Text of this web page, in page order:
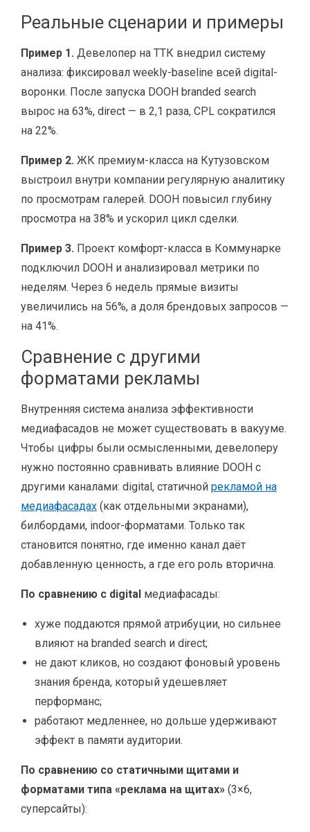
Реальные сценарии и примеры
Пример 1. Девелопер на ТТК внедрил систему
анализа: фиксировал weekly-baseline всей digital-
воронки. После запуска DOOH branded search
вырос на 63%, direct — в 2,1 раза, CPL сократился
на 22%.
Пример 2. ЖК премиум-класса на Кутузовском
выстроил внутри компании регулярную аналитику
по просмотрам галерей. DOOH повысил глубину
просмотра на 38% и ускорил цикл сделки.
Пример 3. Проект комфорт-класса в Коммунарке
подключил DOOH и анализировал метрики по
неделям. Через 6 недель прямые визиты
увеличились на 56%, а доля брендовых запросов —
на 41%.
Сравнение с другими
форматами рекламы
Внутренняя система анализа эффективности
медиафасадов не может существовать в вакууме.
Чтобы цифры были осмысленными, девелоперу
нужно постоянно сравнивать влияние DOOH с
другими каналами: digital, статичной рекламой на
медиафасадах (как отдельными экранами),
билбордами, indoor-форматами. Только так
становится понятно, где именно канал даёт
добавленную ценность, а где его роль вторична.
По сравнению с digital медиафасады:
хуже поддаются прямой атрибуции, но сильнее
влияют на branded search и direct;
не дают кликов, но создают фоновый уровень
знания бренда, который удешевляет
перформанс;
работают медленнее, но дольше удерживают
эффект в памяти аудитории.
По сравнению со статичными щитами и
форматами типа «реклама на щитах» (3×6,
суперсайты):